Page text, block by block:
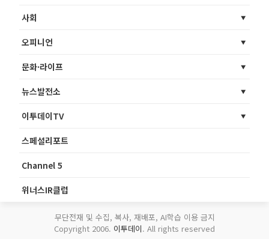
사회
오피니언
문화·라이프
뉴스발전소
이투데이TV
스페셜리포트
Channel 5
위너스IR클럽
무단전재 및 수집, 복사, 재배포, AI학습 이용 금지
Copyright 2006. 이투데이. All rights reserved